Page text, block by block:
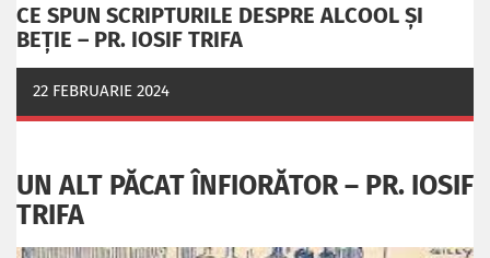
CE SPUN SCRIPTURILE DESPRE ALCOOL ȘI
BEȚIE – PR. IOSIF TRIFA
22 FEBRUARIE 2024
UN ALT PĂCAT ÎNFIORĂTOR – PR. IOSIF
TRIFA